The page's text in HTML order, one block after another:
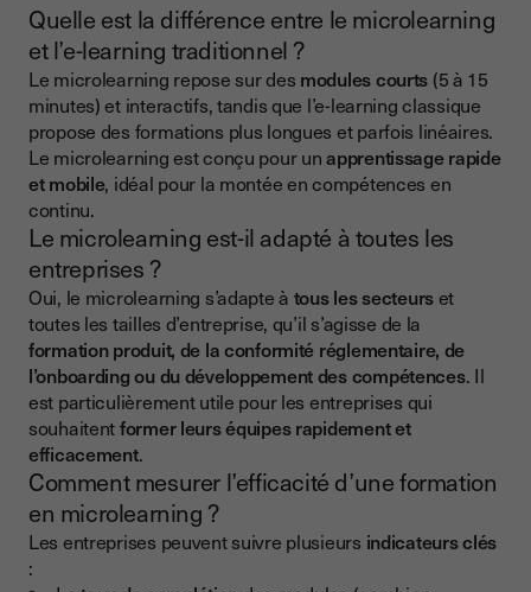
Quelle est la différence entre le microlearning
et l’e-learning traditionnel ?
Le microlearning repose sur des modules courts (5 à 15
minutes) et interactifs, tandis que l’e-learning classique
propose des formations plus longues et parfois linéaires.
Le microlearning est conçu pour unapprentissage rapide
et mobile, idéal pour la montée en compétences en
continu.
Le microlearning est-il adapté à toutes les
entreprises ?
Oui, le microlearning s’adapte à tous les secteurset
toutes les tailles d’entreprise, qu’il s’agisse de la
formation produit, de la conformité réglementaire, de
l’onboarding ou du développement des compétences. Il
est particulièrement utile pour les entreprises qui
souhaitentformer leurs équipes rapidement et
efficacement.
Comment mesurer l’efficacité d’une formation
en microlearning ?
Les entreprises peuvent suivre plusieurs indicateurs clés
: